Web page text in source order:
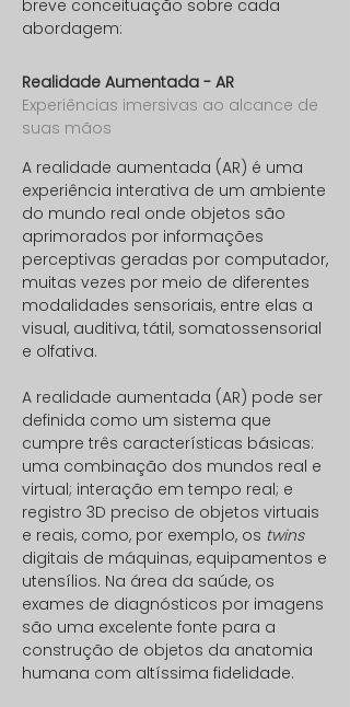
breve conceituação sobre cada
abordagem:
Realidade Aumentada - AR
Experiências imersivas ao alcance de
suas mãos
A realidade aumentada (AR) é uma
experiência interativa de um ambiente
do mundo real onde objetos são
aprimorados por informações
perceptivas geradas por computador,
muitas vezes por meio de diferentes
modalidades sensoriais, entre elas a
visual, auditiva, tátil, somatossensorial
e olfativa.
A realidade aumentada (AR) pode ser
definida como um sistema que
cumpre três características básicas:
uma combinação dos mundos real e
virtual; interação em tempo real; e
registro 3D preciso de objetos virtuais
e reais, como, por exemplo, os twins
digitais de máquinas, equipamentos e
utensílios. Na área da saúde, os
exames de diagnósticos por imagens
são uma excelente fonte para a
construção de objetos da anatomia
humana com altíssima fidelidade.